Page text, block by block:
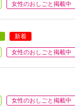
女性のおしごと掲載中
新着
女性のおしごと掲載中
女性のおしごと掲載中